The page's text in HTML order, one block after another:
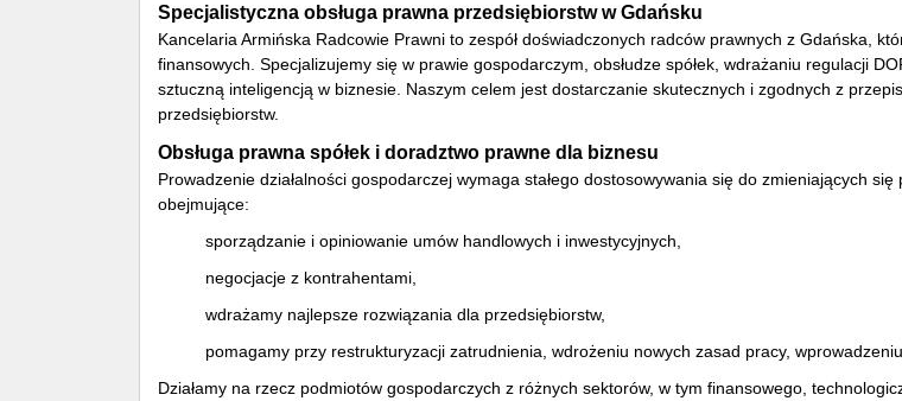
Specjalistyczna obsługa prawna przedsiębiorstw w Gdańsku
Kancelaria Armińska Radcowie Prawni to zespół doświadczonych radców prawnych z Gdańska,
finansowych. Specjalizujemy się w prawie gospodarczym, obsłudze spółek, wdrażaniu regulacji
sztuczną inteligencją w biznesie. Naszym celem jest dostarczanie skutecznych i zgodnych z
przedsiębiorstw.
Obsługa prawna spółek i doradztwo prawne dla biznesu
Prowadzenie działalności gospodarczej wymaga stałego dostosowywania się do zmieniających
obejmujące:
sporządzanie i opiniowanie umów handlowych i inwestycyjnych,
negocjacje z kontrahentami,
wdrażamy najlepsze rozwiązania dla przedsiębiorstw,
pomagamy przy restrukturyzacji zatrudnienia, wdrożeniu nowych zasad pracy,
Działamy na rzecz podmiotów gospodarczych z różnych sektorów, w tym finansowego,